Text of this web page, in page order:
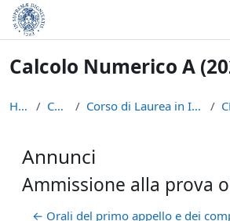
Skip to main content
Calcolo Numerico A
Home Courses Corso di Laurea in Informatica (L-31)
Annunci
Ammissione alla prova
← Orali del primo appello e dei